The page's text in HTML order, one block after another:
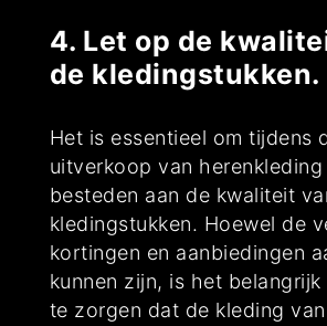
4. Let op de
de kledingstukken.
Het is essentieel om tijdens
uitverkoop van
besteden aan de kwaliteit
kledingstukken. Hoewel de
kortingen en aanbiedingen
kunnen zijn, is het
te zorgen dat de kleding